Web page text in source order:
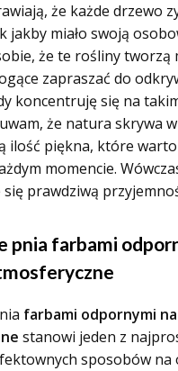
że każde drzewo
jakby miało swoją
że te rośliny tworzą
zapraszać do
koncentruję się na
że natura skrywa
ilość piękna, które
momencie.
prawdziwą
pnia farbami
farbami odpornymi
stanowi jeden z
sposobów na